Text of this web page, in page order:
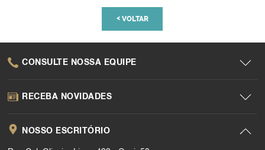
<VOLTAR
CONSULTE NOSSA EQUIPE
RECEBA NOVIDADES
NOSSO ESCRITÓRIO